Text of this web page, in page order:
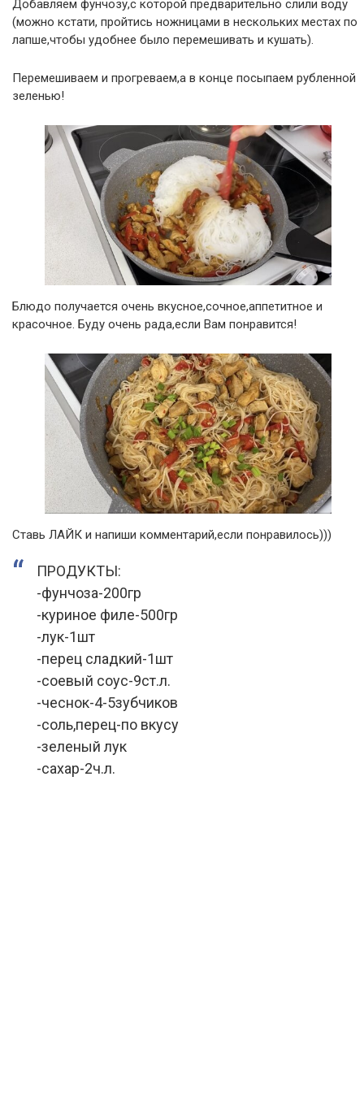
Добавляем фунчозу,с которой предварительно слили воду
(можно кстати, пройтись ножницами в нескольких местах по
лапше,чтобы удобнее было перемешивать и кушать).
Перемешиваем и прогреваем,а в конце посыпаем рубленной
зеленью!
Блюдо получается очень вкусное,сочное,аппетитное и
красочное. Буду очень рада,если Вам понравится!
Ставь ЛАЙК и напиши комментарий,если понравилось)))
ПРОДУКТЫ:
-фунчоза-200гр
-куриное филе-500гр
-лук-1шт
-перец сладкий-1шт
-соевый соус-9ст.л.
-чеснок-4-5зубчиков
-соль,перец-по вкусу
-зеленый лук
-сахар-2ч.л.